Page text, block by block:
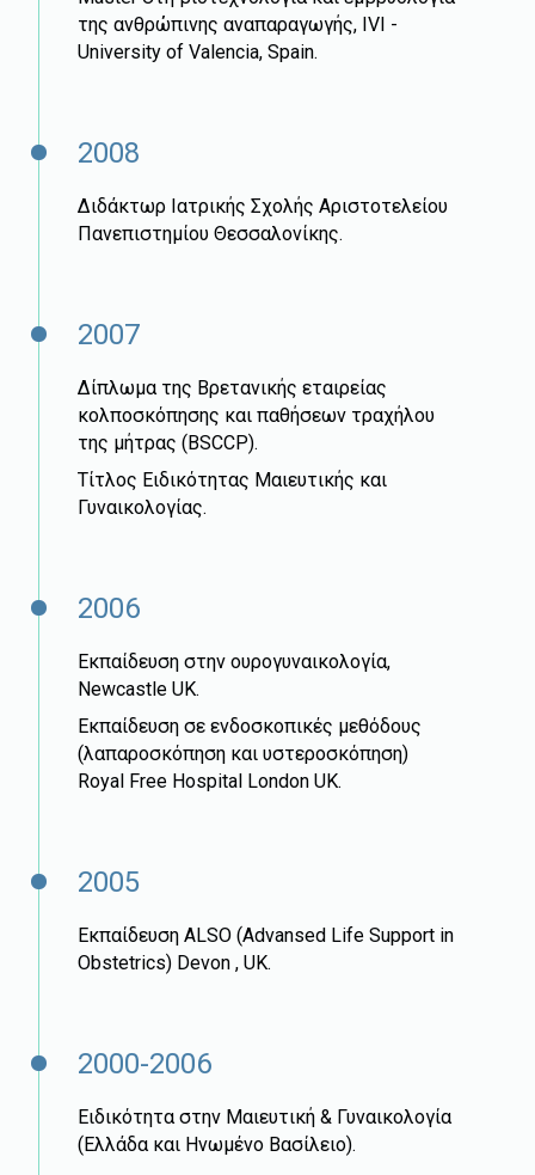
της ανθρώπινης αναπαραγωγής, IVI -
University of Valencia, Spain.
2008
Διδάκτωρ Ιατρικής Σχολής Αριστοτελείου
Πανεπιστημίου Θεσσαλονίκης.
2007
Δίπλωμα της Βρετανικής εταιρείας
κολποσκόπησης και παθήσεων τραχήλου
της μήτρας (BSCCP).
Τίτλος Ειδικότητας Μαιευτικής και
Γυναικολογίας.
2006
Εκπαίδευση στην ουρογυναικολογία,
Newcastle UK.
Εκπαίδευση σε ενδοσκοπικές μεθόδους
(λαπαροσκόπηση και υστεροσκόπηση)
Royal Free Hospital London UK.
2005
Εκπαίδευση ALSO (Advansed Life Support in
Obstetrics) Devon , UK.
2000-2006
Ειδικότητα στην Μαιευτική & Γυναικολογία
(Ελλάδα και Ηνωμένo Βασίλειο).